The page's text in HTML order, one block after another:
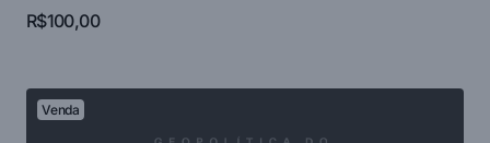
R$100,00
Venda